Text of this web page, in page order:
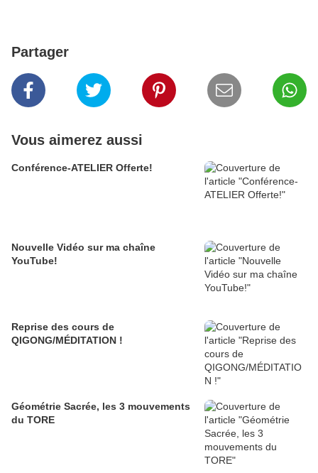
Partager
Vous aimerez aussi
Conférence-ATELIER Offerte!
Nouvelle Vidéo sur ma chaîne
YouTube!
Reprise des cours de
QIGONG/MÉDITATION !
Géométrie Sacrée, les 3 mouvements
du TORE